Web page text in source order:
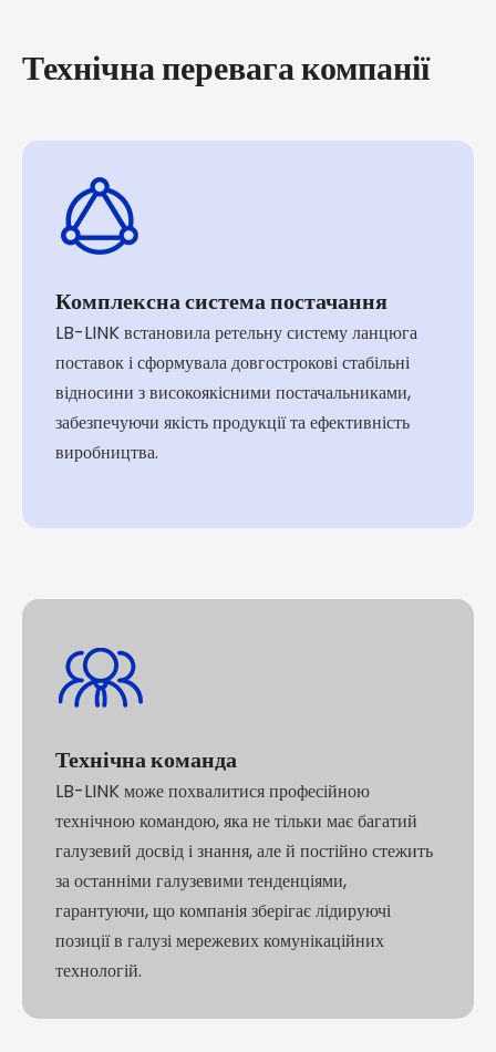
Технічна перевага компанії
Комплексна система постачання
LB-LINK встановила ретельну систему ланцюга
поставок і сформувала довгострокові стабільні
відносини з високоякісними постачальниками,
забезпечуючи якість продукції та ефективність
виробництва.
Технічна команда
LB-LINK може похвалитися професійною
технічною командою, яка не тільки має багатий
галузевий досвід і знання, але й постійно стежить
за останніми галузевими тенденціями,
гарантуючи, що компанія зберігає лідируючі
позиції в галузі мережевих комунікаційних
технологій.